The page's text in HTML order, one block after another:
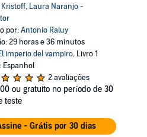
Kristoff, Laura Naranjo -
por:Antonio Raluy
29 horas e 36 minutos
imperio del vampiro, Livro 1
Espanhol
2 avaliações
ou gratuito no período de 30
teste
- Grátis por 30 dias